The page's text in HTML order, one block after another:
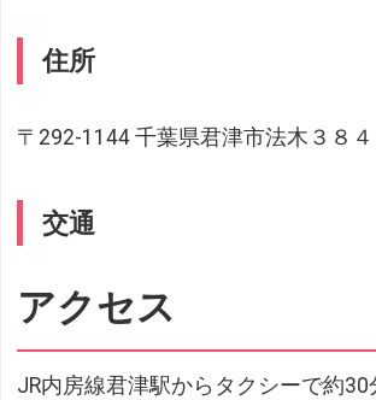
住所
〒292-1144 千葉県君津市法木３８４
交通
アクセス
JR内房線君津駅からタクシーで約30